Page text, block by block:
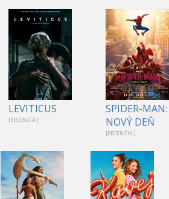
LEVITICUS
[RECENZIA ]
1
SPIDER-MAN:
NOVÝ DEŇ
[RECENZIA ]